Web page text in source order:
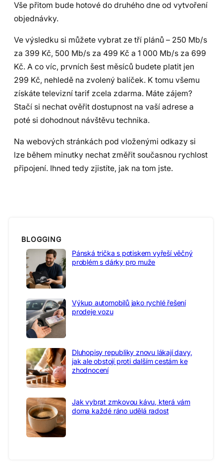
Vše přitom bude hotové do druhého dne od vytvoření
objednávky.
Ve výsledku si můžete vybrat ze tří plánů – 250 Mb/s
za 399 Kč, 500 Mb/s za 499 Kč a 1 000 Mb/s za 699
Kč. A co víc, prvních šest měsíců budete platit jen
299 Kč, nehledě na zvolený balíček. K tomu všemu
získáte televizní tarif zcela zdarma. Máte zájem?
Stačí si nechat ověřit dostupnost na vaší adrese a
poté si dohodnout návštěvu technika.
Na webových stránkách pod vloženými odkazy si
lze během minutky nechat změřit současnou rychlost
připojení. Ihned tedy zjistíte, jak na tom jste.
BLOGGING
Pánská trička s potiskem vyřeší věčný
problém s dárky pro muže
Výkup automobilů jako rychlé řešení
prodeje vozu
Dluhopisy republiky znovu lákají davy,
jak ale obstojí proti dalším cestám ke
zhodnocení
Jak vybrat zrnkovou kávu, která vám
doma každé ráno udělá radost